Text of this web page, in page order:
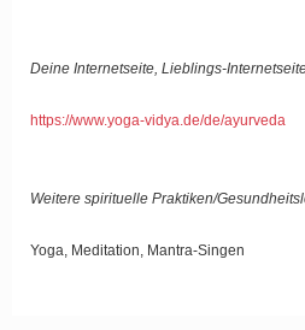
Deine Internetseite, Lieblings-
https://www.yoga-vidya.de/de/ayurveda
Weitere spirituelle Praktiken/
Yoga, Meditation, Mantra-Singen